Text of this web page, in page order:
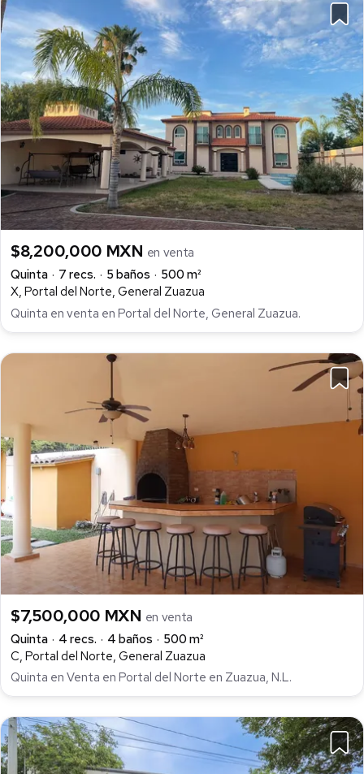
$8,200,000 MXN en venta
Quinta
7 recs. 5 baños
500 m²
X, Portal del Norte, General Zuazua
Quinta en venta en Portal del Norte, General Zuazua.
$7,500,000 MXN en venta
Quinta
4 recs. 4 baños
500 m²
C, Portal del Norte, General Zuazua
Quinta en Venta en Portal del Norte en Zuazua, N.L.